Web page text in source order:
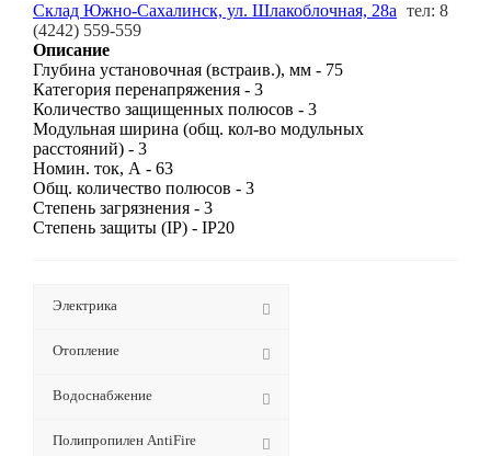
Склад Южно-Сахалинск, ул. Шлакоблочная, 28а тел: 8
(4242) 559-559
Описание
Глубина установочная (встраив.), мм - 75
Категория перенапряжения - 3
Количество защищенных полюсов - 3
Модульная ширина (общ. кол-во модульных
расстояний) - 3
Номин. ток, А - 63
Общ. количество полюсов - 3
Степень загрязнения - 3
Степень защиты (IP) - IP20
Электрика
Отопление
Водоснабжение
Полипропилен AntiFire